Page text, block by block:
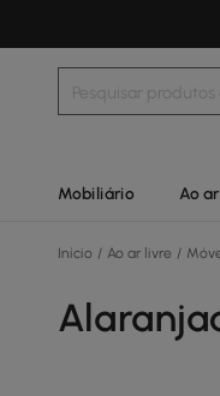
Mobiliário Ao
Início / Ao ar livre /